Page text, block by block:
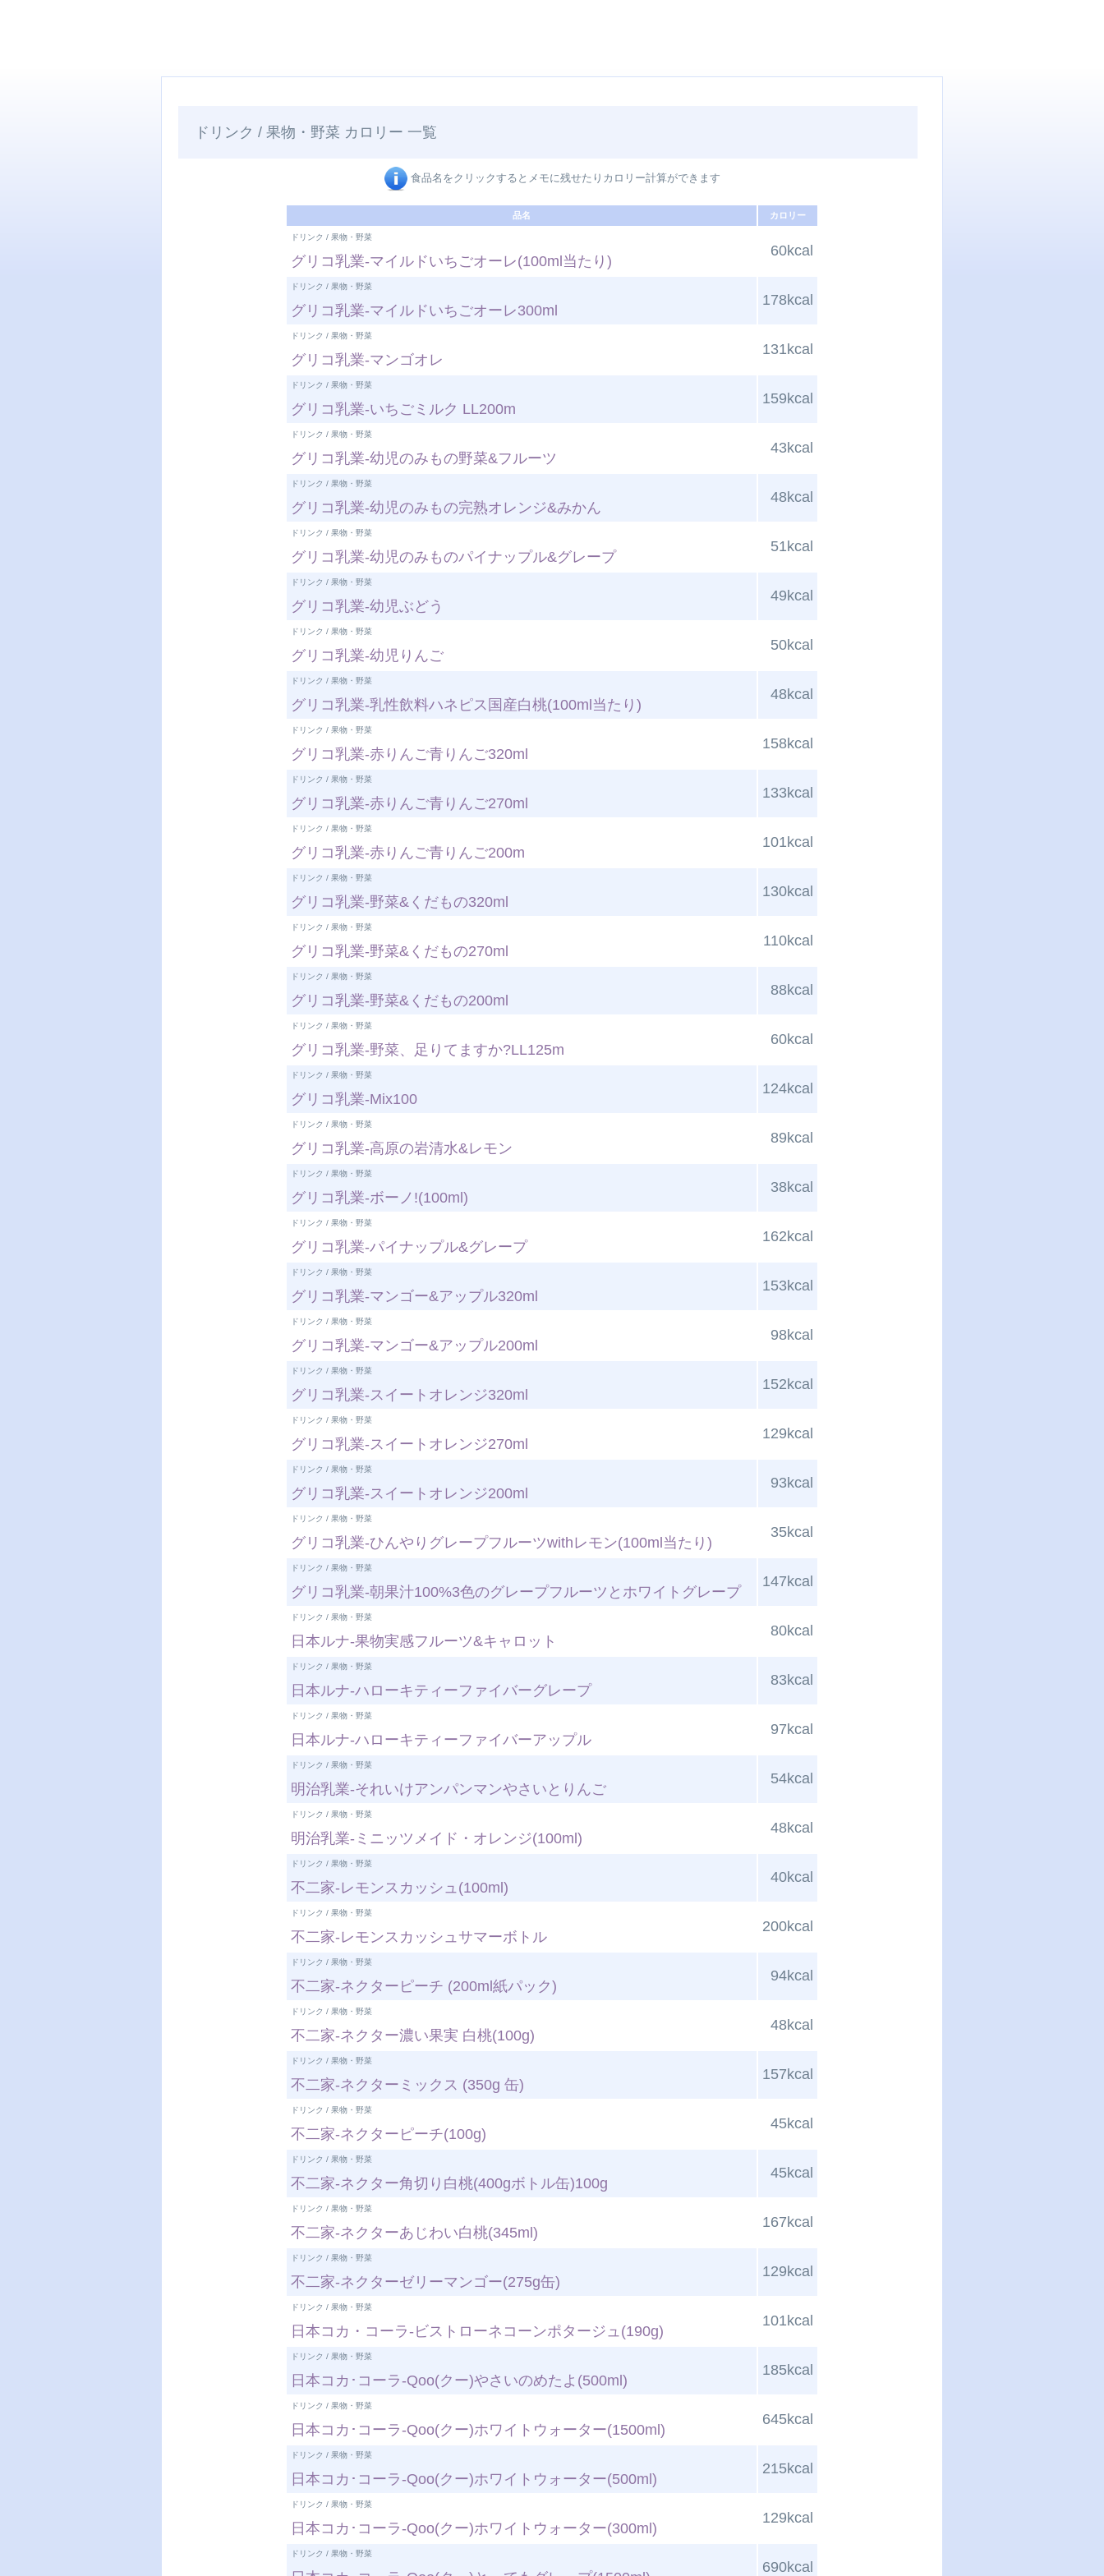
ドリンク / 果物・野菜 カロリー 一覧
食品名をクリックするとメモに残せたりカロリー計算ができます
品名 カロリー
ドリンク / 果物・野菜
グリコ乳業-マイルドいちごオーレ(100ml当たり)
60kcal
ドリンク / 果物・野菜
グリコ乳業-マイルドいちごオーレ300ml
178kcal
ドリンク / 果物・野菜
グリコ乳業-マンゴオレ
131kcal
ドリンク / 果物・野菜
グリコ乳業-いちごミルク LL200m
159kcal
ドリンク / 果物・野菜
グリコ乳業-幼児のみもの野菜&フルーツ
43kcal
ドリンク / 果物・野菜
グリコ乳業-幼児のみもの完熟オレンジ&みかん
48kcal
ドリンク / 果物・野菜
グリコ乳業-幼児のみものパイナップル&グレープ
51kcal
ドリンク / 果物・野菜
グリコ乳業-幼児ぶどう
49kcal
ドリンク / 果物・野菜
グリコ乳業-幼児りんご
50kcal
ドリンク / 果物・野菜
グリコ乳業-乳性飲料ハネピス国産白桃(100ml当たり)
48kcal
ドリンク / 果物・野菜
グリコ乳業-赤りんご青りんご320ml
158kcal
ドリンク / 果物・野菜
グリコ乳業-赤りんご青りんご270ml
133kcal
ドリンク / 果物・野菜
グリコ乳業-赤りんご青りんご200m
101kcal
ドリンク / 果物・野菜
グリコ乳業-野菜&くだもの320ml
130kcal
ドリンク / 果物・野菜
グリコ乳業-野菜&くだもの270ml
110kcal
ドリンク / 果物・野菜
グリコ乳業-野菜&くだもの200ml
88kcal
ドリンク / 果物・野菜
グリコ乳業-野菜、足りてますか?LL125m
60kcal
ドリンク / 果物・野菜
グリコ乳業-Mix100
124kcal
ドリンク / 果物・野菜
グリコ乳業-高原の岩清水&レモン
89kcal
ドリンク / 果物・野菜
グリコ乳業-ボーノ!(100ml)
38kcal
ドリンク / 果物・野菜
グリコ乳業-パイナップル&グレープ
162kcal
ドリンク / 果物・野菜
グリコ乳業-マンゴー&アップル320ml
153kcal
ドリンク / 果物・野菜
グリコ乳業-マンゴー&アップル200ml
98kcal
ドリンク / 果物・野菜
グリコ乳業-スイートオレンジ320ml
152kcal
ドリンク / 果物・野菜
グリコ乳業-スイートオレンジ270ml
129kcal
ドリンク / 果物・野菜
グリコ乳業-スイートオレンジ200ml
93kcal
ドリンク / 果物・野菜
グリコ乳業-ひんやりグレープフルーツwithレモン(100ml当たり)
35kcal
ドリンク / 果物・野菜
グリコ乳業-朝果汁100%3色のグレープフルーツとホワイトグレープ
147kcal
ドリンク / 果物・野菜
日本ルナ-果物実感フルーツ&キャロット
80kcal
ドリンク / 果物・野菜
日本ルナ-ハローキティーファイバーグレープ
83kcal
ドリンク / 果物・野菜
日本ルナ-ハローキティーファイバーアップル
97kcal
ドリンク / 果物・野菜
明治乳業-それいけアンパンマンやさいとりんご
54kcal
ドリンク / 果物・野菜
明治乳業-ミニッツメイド・オレンジ(100ml)
48kcal
ドリンク / 果物・野菜
不二家-レモンスカッシュ(100ml)
40kcal
ドリンク / 果物・野菜
不二家-レモンスカッシュサマーボトル
200kcal
ドリンク / 果物・野菜
不二家-ネクターピーチ (200ml紙パック)
94kcal
ドリンク / 果物・野菜
不二家-ネクター濃い果実 白桃(100g)
48kcal
ドリンク / 果物・野菜
不二家-ネクターミックス (350g 缶)
157kcal
ドリンク / 果物・野菜
不二家-ネクターピーチ(100g)
45kcal
ドリンク / 果物・野菜
不二家-ネクター角切り白桃(400gボトル缶)100g
45kcal
ドリンク / 果物・野菜
不二家-ネクターあじわい白桃(345ml)
167kcal
ドリンク / 果物・野菜
不二家-ネクターゼリーマンゴー(275g缶)
129kcal
ドリンク / 果物・野菜
日本コカ・コーラ-ビストローネコーンポタージュ(190g)
101kcal
ドリンク / 果物・野菜
日本コカ･コーラ-Qoo(クー)やさいのめたよ(500ml)
185kcal
ドリンク / 果物・野菜
日本コカ･コーラ-Qoo(クー)ホワイトウォーター(1500ml)
645kcal
ドリンク / 果物・野菜
日本コカ･コーラ-Qoo(クー)ホワイトウォーター(500ml)
215kcal
ドリンク / 果物・野菜
日本コカ･コーラ-Qoo(クー)ホワイトウォーター(300ml)
129kcal
ドリンク / 果物・野菜
690kcal